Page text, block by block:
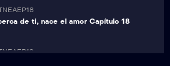
de ti, nace el amor Capítulo 18